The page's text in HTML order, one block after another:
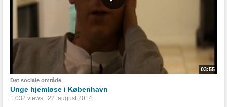
03:55
Det sociale område
Unge hjemløse i København
1.032 views 22. august 2014